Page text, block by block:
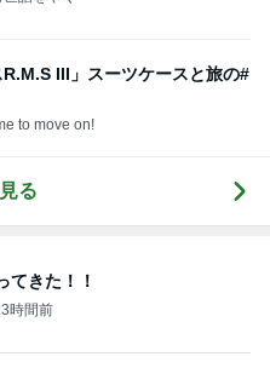
III」スーツケースと旅の#
blog time to move on!
る
てきた！！
時間前